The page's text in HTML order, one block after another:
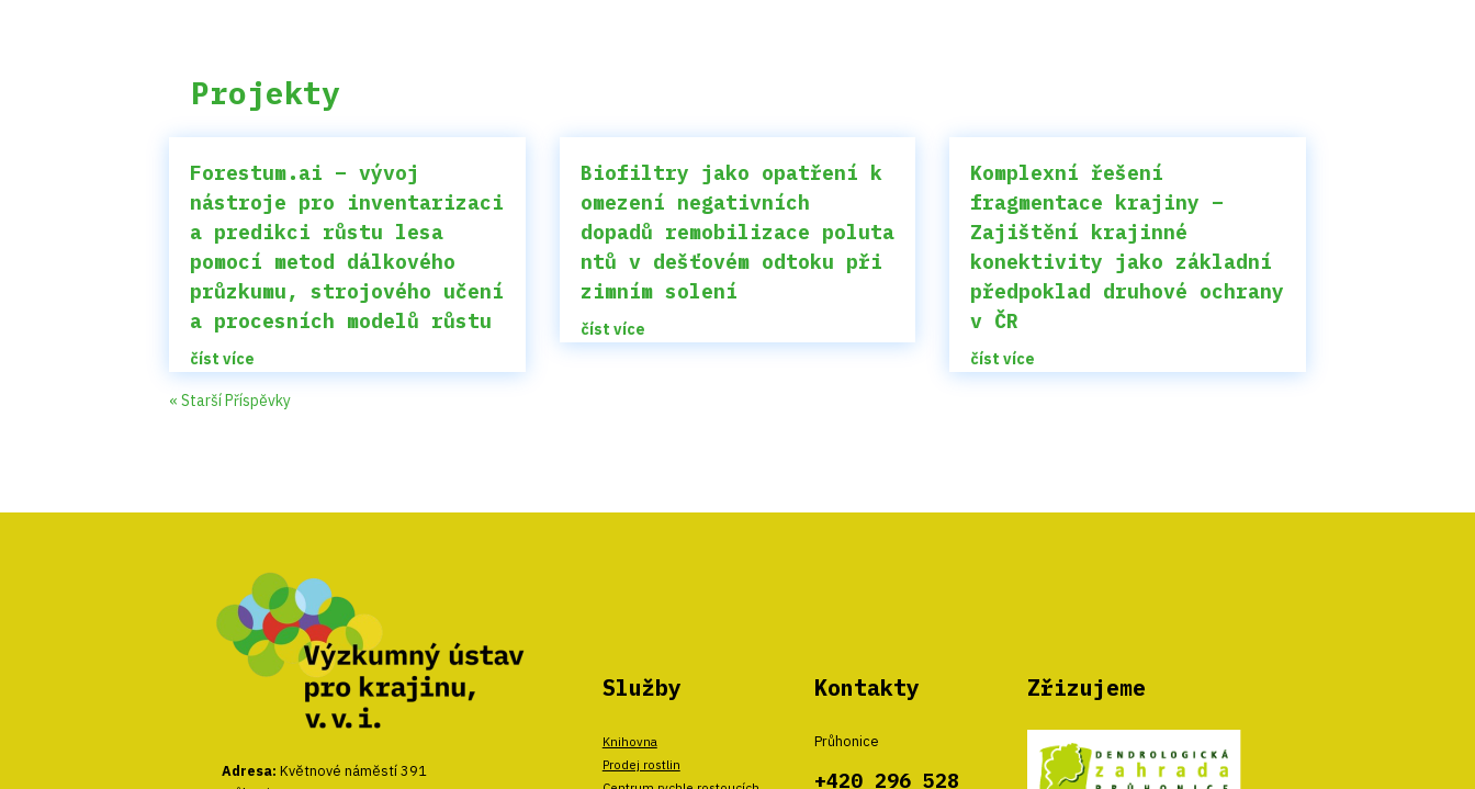
Projekty
Forestum.ai – vývoj
nástroje pro inventarizaci
a predikci růstu lesa
pomocí metod dálkového
průzkumu, strojového učení
a procesních modelů růstu
číst více
Biofiltry jako opatření k
omezení negativních
dopadů remobilizace poluta
ntů v dešťovém odtoku při
zimním solení
číst více
Komplexní řešení
fragmentace krajiny –
Zajištění krajinné
konektivity jako základní
předpoklad druhové ochrany
v ČR
číst více
« Starší Příspěvky
Adresa: Květnové náměstí 391
Služby
Knihovna
Prodej rostlin
Kontakty
Průhonice
+420 296 528
Zřizujeme